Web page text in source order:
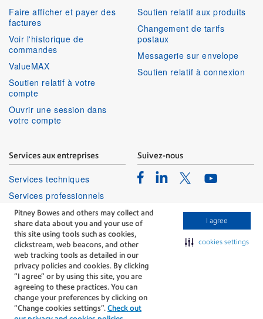
Pitney Bowes and others may collect and
share data about you and your use of
this site using tools such as cookies,
clickstream, web beacons, and other
web tracking tools as detailed in our
privacy policies and cookies. By clicking
“I agree” or by using this site, you are
agreeing to these practices. You can
change your preferences by clicking on
“Change cookies settings”. Check out
I agree
cookies settings
Faire afficher et payer des
factures
Voir l'historique de
commandes
ValueMAX
Soutien relatif à votre
compte
Ouvrir une session dans
votre compte
Soutien relatif aux produits
Changement de tarifs
postaux
Messagerie sur envelope
Soutien relatif à connexion
Services aux entreprises
Services techniques
Services professionnels
Suivez-nous
FacebookLinkedinTwitterYoutube
The technology behind
every important delivery.
Modalités
Confidentialité
Politique Relative Aux Cookies